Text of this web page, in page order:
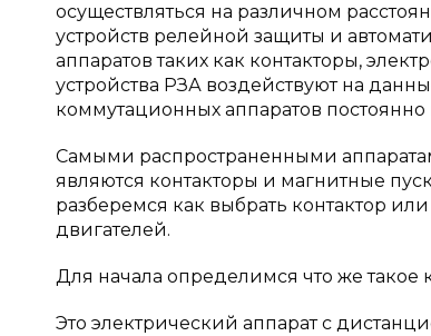
осуществляться на различном
устройств релейной защиты и
аппаратов таких как контакторы,
устройства РЗА воздействуют на
коммутационных аппаратов
Самыми распространенными
являются контакторы и магнитные
разберемся как выбрать контактор
двигателей.
Для начала определимся что же такое
Это электрический аппарат с